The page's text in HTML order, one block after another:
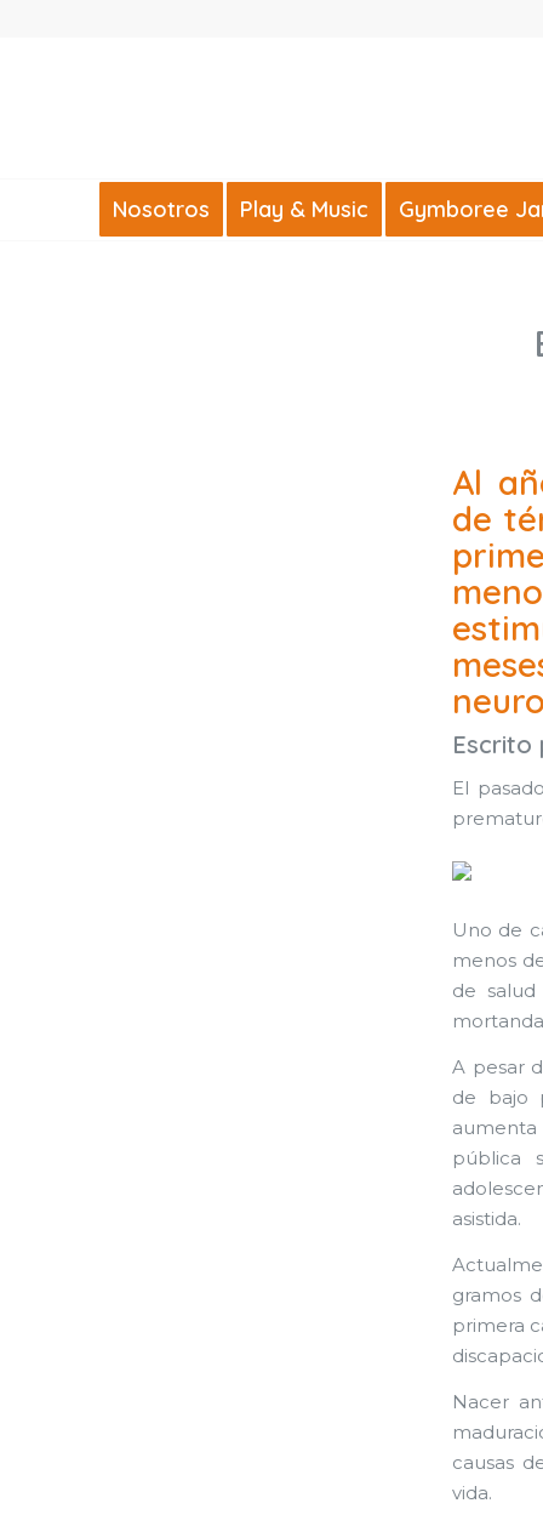
Nosotros Play & Music Gymboree
Al
de
Escrito
El
Uno de
menos
de
A pesar
de bajo
aumenta
pública
asistida.
gramos
primera
Nacer
causas
vida.